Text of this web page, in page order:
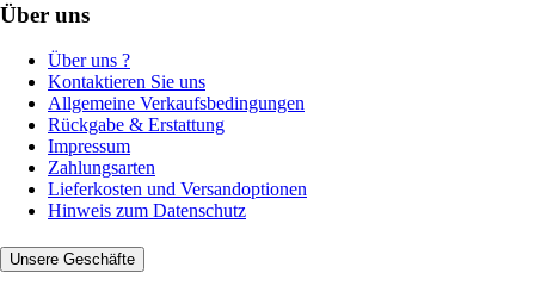
Über uns
Über uns ?
Kontaktieren Sie uns
Allgemeine Verkaufsbedingungen
Rückgabe & Erstattung
Impressum
Zahlungsarten
Lieferkosten und Versandoptionen
Hinweis zum Datenschutz
Unsere Geschäfte